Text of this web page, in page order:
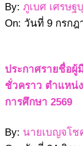
By: ภูเบศ เศรษฐ
On: วันที่ 9 กรกฎ
ประกาศรายชื่อผู้
ชั่วคราว ตำแหน่
การศึกษา 2569
By: นายเบญจโช